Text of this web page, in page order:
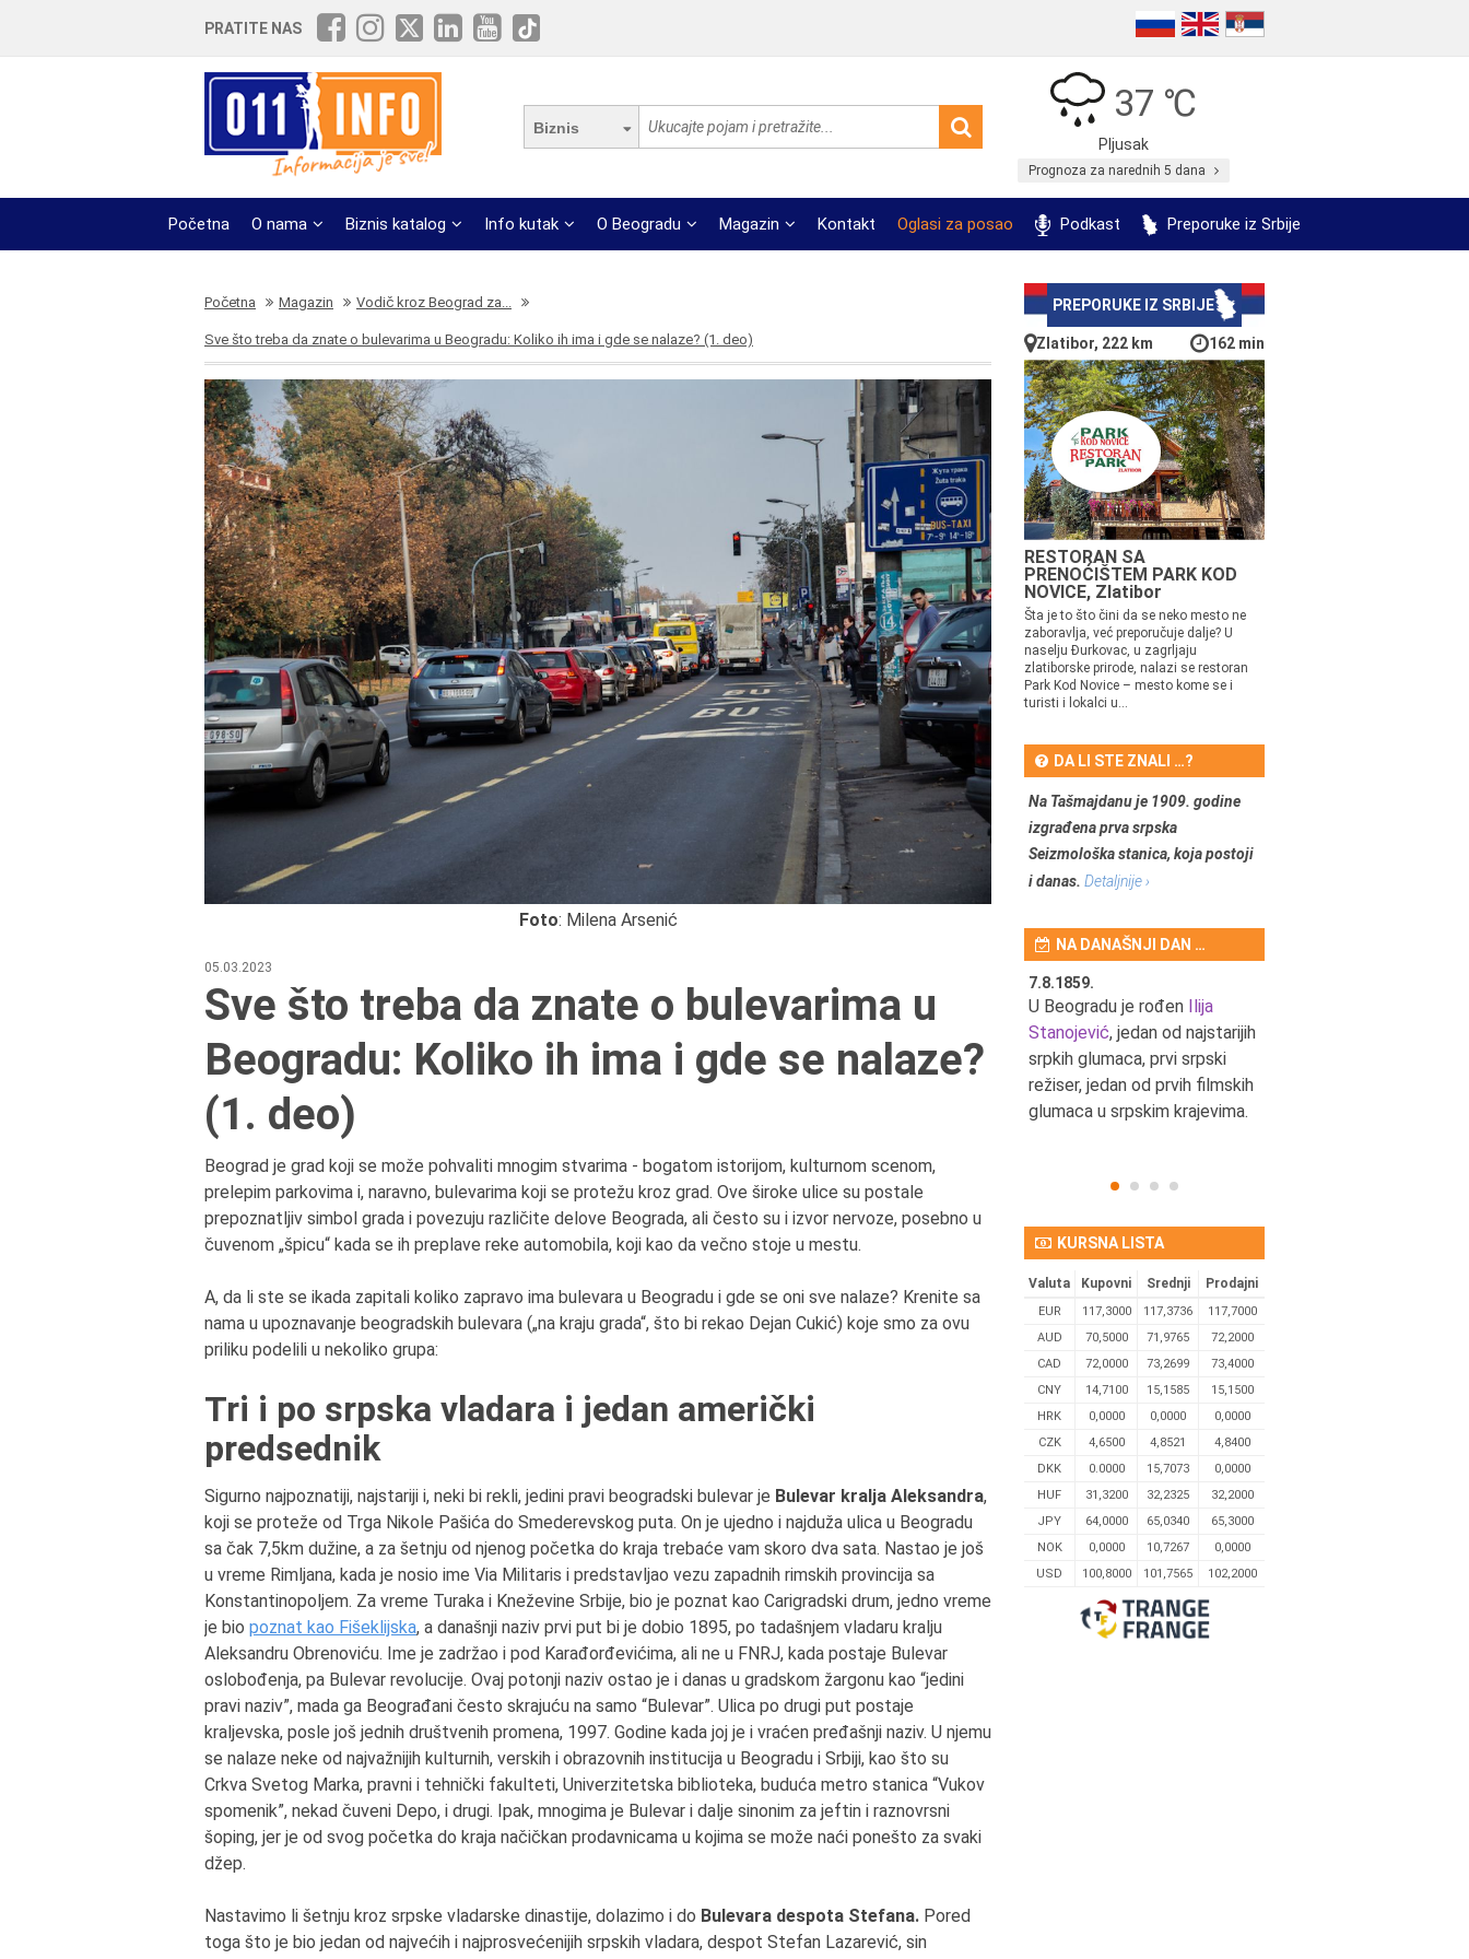
PRATITE NAS
Biznis
37 ℃
Pljusak
Prognoza za narednih 5 dana
Početna O nama Biznis katalog Info kutak O Beogradu Magazin Kontakt Oglasi za posao Podkast Preporuke iz Srbije
Početna Magazin Vodič kroz Beograd za...
Sve što treba da znate o bulevarima u Beogradu: Koliko ih ima i gde se nalaze? (1. deo)
Foto: Milena Arsenić
05.03.2023
Sve što treba da znate o bulevarima u
Beogradu: Koliko ih ima i gde se nalaze?
(1. deo)
Beograd je grad koji se može pohvaliti mnogim stvarima - bogatom istorijom, kulturnom scenom,
prelepim parkovima i, naravno, bulevarima koji se protežu kroz grad. Ove široke ulice su postale
prepoznatljiv simbol grada i povezuju različite delove Beograda, ali često su i izvor nervoze, posebno u
čuvenom „špicu“ kada se ih preplave reke automobila, koji kao da večno stoje u mestu.
A, da li ste se ikada zapitali koliko zapravo ima bulevara u Beogradu i gde se oni sve nalaze? Krenite sa
nama u upoznavanje beogradskih bulevara („na kraju grada“, što bi rekao Dejan Cukić) koje smo za ovu
priliku podelili u nekoliko grupa:
Tri i po srpska vladara i jedan američki
predsednik
Sigurno najpoznatiji, najstariji i, neki bi rekli, jedini pravi beogradski bulevar je Bulevar kralja Aleksandra,
koji se proteže od Trga Nikole Pašića do Smederevskog puta. On je ujedno i najduža ulica u Beogradu
sa čak 7,5km dužine, a za šetnju od njenog početka do kraja trebaće vam skoro dva sata. Nastao je još
u vreme Rimljana, kada je nosio ime Via Militaris i predstavljao vezu zapadnih rimskih provincija sa
Konstantinopoljem. Za vreme Turaka i Kneževine Srbije, bio je poznat kao Carigradski drum, jedno vreme
je bio poznat kao Fišeklijska, a današnji naziv prvi put bi je dobio 1895, po tadašnjem vladaru kralju
Aleksandru Obrenoviću. Ime je zadržao i pod Karađorđevićima, ali ne u FNRJ, kada postaje Bulevar
oslobođenja, pa Bulevar revolucije. Ovaj potonji naziv ostao je i danas u gradskom žargonu kao “jedini
pravi naziv”, mada ga Beograđani često skrajuću na samo “Bulevar”. Ulica po drugi put postaje
kraljevska, posle još jednih društvenih promena, 1997. Godine kada joj je i vraćen pređašnji naziv. U njemu
se nalaze neke od najvažnijih kulturnih, verskih i obrazovnih institucija u Beogradu i Srbiji, kao što su
Crkva Svetog Marka, pravni i tehnički fakulteti, Univerzitetska biblioteka, buduća metro stanica “Vukov
spomenik”, nekad čuveni Depo, i drugi. Ipak, mnogima je Bulevar i dalje sinonim za jeftin i raznovrsni
šoping, jer je od svog početka do kraja načičkan prodavnicama u kojima se može naći ponešto za svaki
džep.
Nastavimo li šetnju kroz srpske vladarske dinastije, dolazimo i do Bulevara despota Stefana. Pored
toga što je bio jedan od najvećih i najprosvećenijih srpskih vladara, despot Stefan Lazarević, sin
PREPORUKE IZ SRBIJE
Zlatibor, 222 km 162 min
RESTORAN SA
PRENOĆIŠTEM PARK KOD
NOVICE, Zlatibor
Šta je to što čini da se neko mesto ne
zaboravlja, već preporučuje dalje? U
naselju Đurkovac, u zagrljaju
zlatiborske prirode, nalazi se restoran
Park Kod Novice – mesto kome se i
turisti i lokalci u...
DA LI STE ZNALI …?
Na Tašmajdanu je 1909. godine
izgrađena prva srpska
Seizmološka stanica, koja postoji
i danas. Detaljnije ›
NA DANAŠNJI DAN …
Preminula je Đurđija Cvetić,
glumica.
7.8.1859.
U Beogradu je rođen Ilija
Stanojević, jedan od najstarijih
srpkih glumaca, prvi srpski
režiser, jedan od prvih filmskih
glumaca u srpskim krajevima.
KURSNA LISTA
Valuta Kupovni Srednji Prodajni
EUR 117,3000 117,3736
117,7000
AUD
70,5000 71,9765
72,2000
CAD
72,0000 73,2699
73,4000
CNY
14,7100 15,1585
15,1500
HRK
0,0000 0,0000
0,0000
CZK
4,6500 4,8521
4,8400
DKK
0.0000 15,7073
0,0000
HUF
31,3200 32,2325
32,2000
JPY
64,0000 65,0340
65,3000
NOK
0,0000 10,7267
0,0000
USD
100,8000 101,7565 102,2000